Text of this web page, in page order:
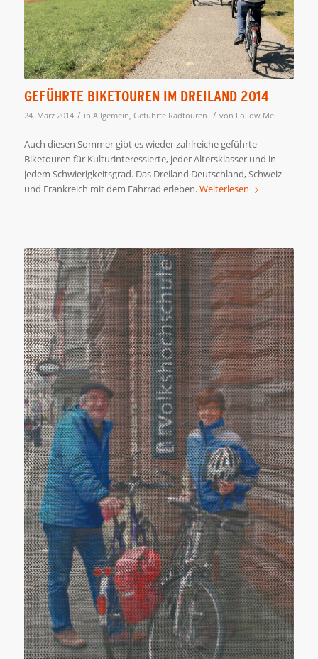
GEFÜHRTE BIKETOUREN IM DREILAND 2014
24. März 2014 / in Allgemein Geführte Radtouren / von Follow Me
Auch diesen Sommer gibt es wieder zahlreiche geführte
Biketouren für Kulturinteressierte, jeder Altersklasser und in
jedem Schwierigkeitsgrad. Das Dreiland Deutschland, Schweiz
und Frankreich mit dem Fahrrad erleben.Weiterlesen